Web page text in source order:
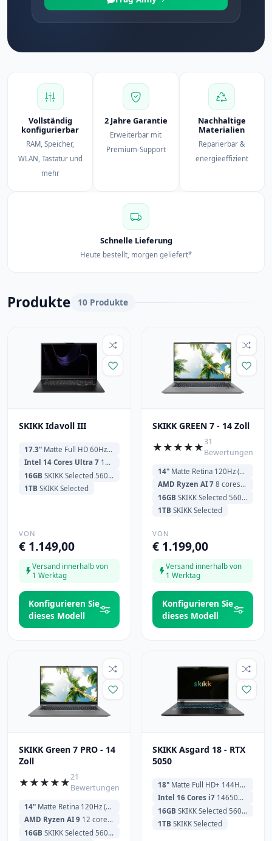
Vollständig
konfigurierbar
RAM, Speicher,
WLAN, Tastatur und
mehr
2 Jahre Garantie
Erweiterbar mit
Premium-Support
Nachhaltige
Materialien
Reparierbar &
energieeffizient
Schnelle Lieferung
Heute bestellt, morgen geliefert*
Produkte 10 Produkte
SKIKK Idavoll III
17.3" Matte Full HD 60Hz (1920x1080)
Intel 14 Cores Ultra 7 155U 700MHz (4.5GHz) 18MB Cache
16GB SKIKK Selected 5600MHz
1TB SKIKK Selected
VON
€ 1.149,00
Versand innerhalb von
1 Werktag
Konfigurieren Sie
dieses Modell
SKIKK GREEN 7 - 14 Zoll
★★★★★31
Bewertungen
14" Matte Retina 120Hz (2880x1800)
AMD Ryzen AI 7 8 cores 350 2.0GHz (5.0GHz) 16MB Cache
16GB SKIKK Selected 5600MHz
1TB SKIKK Selected
VON
€ 1.199,00
Versand innerhalb von
1 Werktag
Konfigurieren Sie
dieses Modell
SKIKK Green 7 PRO - 14
Zoll
★★★★★21
Bewertungen
14" Matte Retina 120Hz (2880x1800)
AMD Ryzen AI 9 12 cores HX370 2.0GHz (5.1GHz) 24MB Cache
16GB SKIKK Selected 5600MHz
SKIKK Asgard 18 - RTX
5050
18" Matte Full HD+ 144Hz (1920x1200)
Intel 16 Cores i7 14650HX 1.6GHz (5.2GHz) 30MB Cache
16GB SKIKK Selected 5600MHz
1TB SKIKK Selected